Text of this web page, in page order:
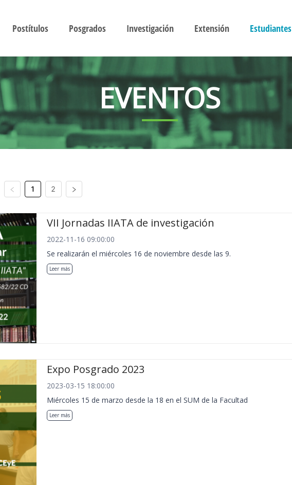
Postítulos Posgrados Investigación Extensión Estudiantes
EVENTOS
1 2
VII Jornadas IIATA de investigación
2022-11-16 09:00:00
Se realizarán el miércoles 16 de noviembre desde las 9.
Leer más
Expo Posgrado 2023
2023-03-15 18:00:00
Miércoles 15 de marzo desde la 18 en el SUM de la Facultad
Leer más